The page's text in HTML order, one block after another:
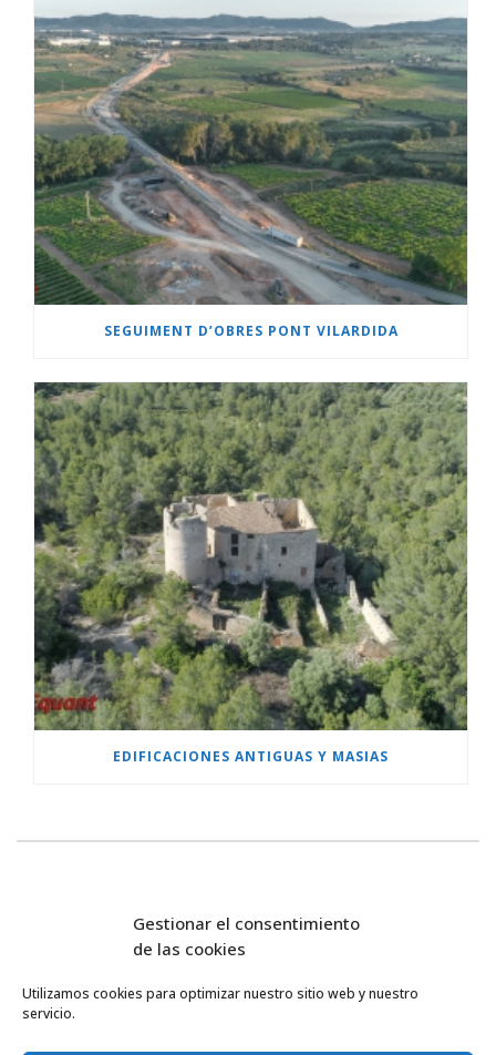
Gestionar el consentimiento
de las cookies
Utilizamos cookies para optimizar nuestro sitio web y nuestro
servicio.
SEGUIMENT D’OBRES PONT VILARDIDA
EDIFICACIONES ANTIGUAS Y MASIAS